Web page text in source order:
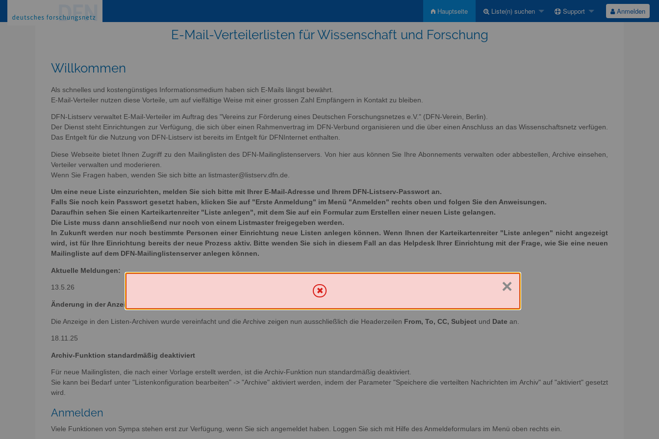
Hauptseite Liste(n) suchen Support Anmelden
E-Mail-Verteilerlisten für Wissenschaft und Forschung
Willkommen
Als schnelles und kostengünstiges Informationsmedium haben sich E-Mails längst bewährt.
E-Mail-Verteiler nutzen diese Vorteile, um auf vielfältige Weise mit einer grossen Zahl Empfängern in Kontakt zu bleiben.
DFN-Listserv verwaltet E-Mail-Verteiler im Auftrag des "Vereins zur Förderung eines Deutschen Forschungsnetzes e.V." (DFN-Verein, Berlin).
Der Dienst steht Einrichtungen zur Verfügung, die sich über einen Rahmenvertrag im DFN-Verbund organisieren und die über einen Anschluss an das Wissenschaftsnetz verfügen.
Das Entgelt für die Nutzung von DFN-Listserv ist bereits im Entgelt für DFNInternet enthalten.
Diese Webseite bietet Ihnen Zugriff zu den Mailinglisten des DFN-Mailinglistenservers. Von hier aus können Sie Ihre Abonnements verwalten oder abbestellen, Archive einsehen,
Verteiler verwalten und moderieren.
Wenn Sie Fragen haben, wenden Sie sich bitte an listmaster@listserv.dfn.de.
Um eine neue Liste einzurichten, melden Sie sich bitte mit Ihrer E-Mail-Adresse und Ihrem DFN-Listserv-Passwort an.
Falls Sie noch kein Passwort gesetzt haben, klicken Sie auf "Erste Anmeldung" im Menü "Anmelden" rechts oben und folgen Sie den Anweisungen.
Daraufhin sehen Sie einen Karteikartenreiter "Liste anlegen", mit dem Sie auf ein Formular zum Erstellen einer neuen Liste gelangen.
Die Liste muss dann anschließend nur noch von einem Listmaster freigegeben werden.
In Zukunft werden nur noch bestimmte Personen einer Einrichtung neue Listen anlegen können. Wenn Ihnen der Karteikartenreiter "Liste anlegen" nicht angezeigt
wird, ist für Ihre Einrichtung bereits der neue Prozess aktiv. Bitte wenden Sie sich in diesem Fall an das Helpdesk Ihrer Einrichtung mit der Frage, wie Sie eine neuen
Mailingliste auf dem DFN-Mailinglistenserver anlegen können.
Aktuelle Meldungen:
13.5.26
Änderung in der Anzeige der Archive
Die Anzeige in den Listen-Archiven wurde vereinfacht und die Archive zeigen nun ausschließlich die Headerzeilen From, To, CC, Subject und Date an.
18.11.25
Archiv-Funktion standardmäßig deaktiviert
Für neue Mailinglisten, die nach einer Vorlage erstellt werden, ist die Archiv-Funktion nun standardmäßig deaktiviert.
Sie kann bei Bedarf unter "Listenkonfiguration bearbeiten" -> "Archive" aktiviert werden, indem der Parameter "Speichere die verteilten Nachrichten im Archiv" auf "aktiviert" gesetzt
wird.
Anmelden
Viele Funktionen von Sympa stehen erst zur Verfügung, wenn Sie sich angemeldet haben. Loggen Sie sich mit Hilfe des Anmeldeformulars im Menü oben rechts ein.
×